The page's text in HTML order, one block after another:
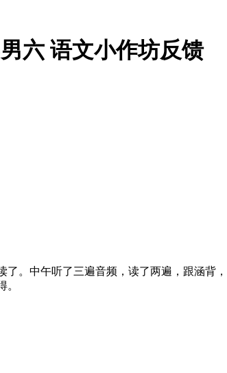
六 语文小作坊反馈
。中午听了三遍音频，读了两遍，跟涵背